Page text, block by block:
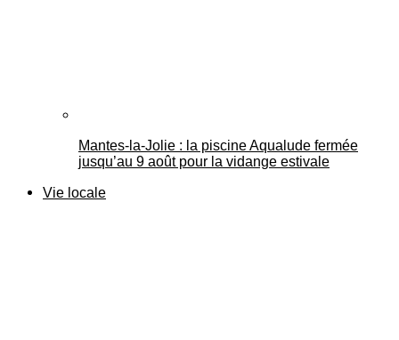
Mantes-la-Jolie : la piscine Aqualude fermée
jusqu’au 9 août pour la vidange estivale
Vie locale